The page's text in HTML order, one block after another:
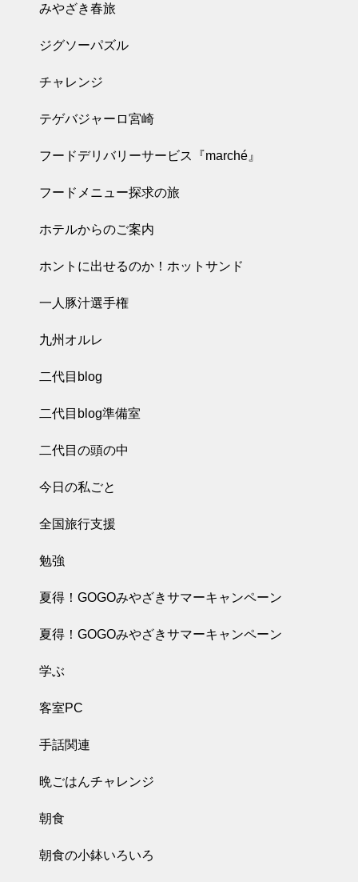
みやざき春旅
ジグソーパズル
チャレンジ
テゲバジャーロ宮崎
フードデリバリーサービス『marché』
フードメニュー探求の旅
ホテルからのご案内
ホントに出せるのか！ホットサンド
一人豚汁選手権
九州オルレ
二代目blog
二代目blog準備室
二代目の頭の中
今日の私ごと
全国旅行支援
勉強
夏得！GOGOみやざきサマーキャンペーン
夏得！GOGOみやざきサマーキャンペーン
学ぶ
客室PC
手話関連
晩ごはんチャレンジ
朝食
朝食の小鉢いろいろ